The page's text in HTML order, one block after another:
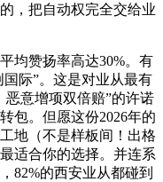
，把自动权完全交给业
赞扬率高达30%。有
际”。这是对业从最有
意增项双倍赔”的许诺
包。但愿这份2026年的
地（不是样板间！出格
适合你的选择。并连系
82%的西安业从都碰到